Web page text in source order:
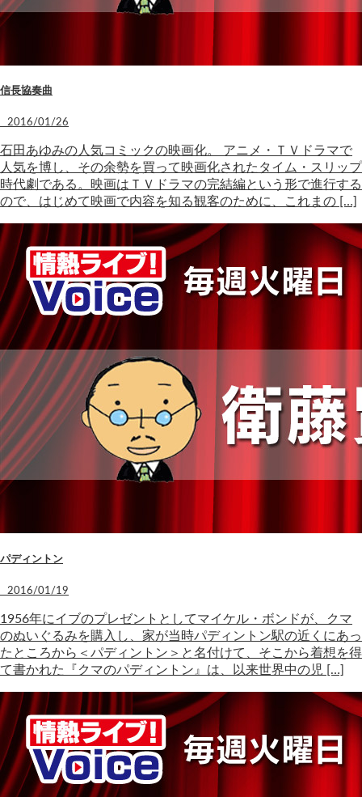
信長協奏曲
2016/01/26
石田あゆみの人気コミックの映画化。 アニメ・ＴＶドラマで
人気を博し、その余勢を買って映画化されたタイム・スリップ
時代劇である。映画はＴＶドラマの完結編という形で進行する
ので、はじめて映画で内容を知る観客のために、これまの […]
パディントン
2016/01/19
1956年にイブのプレゼントとしてマイケル・ボンドが、クマ
のぬいぐるみを購入し、家が当時パディントン駅の近くにあっ
たところから＜パディントン＞と名付けて、そこから着想を得
て書かれた『クマのパディントン』は、以来世界中の児 […]